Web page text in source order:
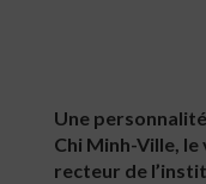
Une
Chi Minh-Ville,
recteur de